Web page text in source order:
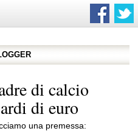
di calcio
di euro
una premessa: